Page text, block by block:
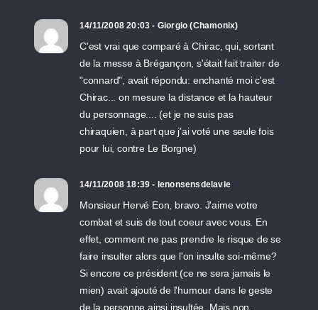
14/11/2008 20:03 - Giorgio (Chamonix)
C'est vrai que comparé à Chirac, qui, sortant
de la messe à Brégançon, s'était fait traiter de
"connard", avait répondu: enchanté moi c'est
Chirac... on mesure la distance et la hauteur
du personnage.... (et je ne suis pas
chiraquien, à part que j'ai voté une seule fois
pour lui, contre Le Borgne)
14/11/2008 18:39 - lenonsensdelavie
Monsieur Hervé Eon, bravo. J'aime votre
combat et suis de tout coeur avec vous. En
effet, comment ne pas prendre le risque de se
faire insulter alors que l'on insulte soi-même?
Si encore ce président (ce ne sera jamais le
mien) avait ajouté de l'humour dans le geste
de la personne ainsi insultée. Mais non,